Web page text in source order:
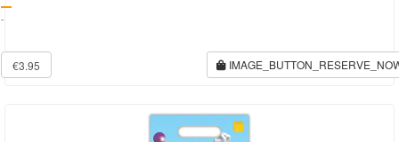
-
€3.95